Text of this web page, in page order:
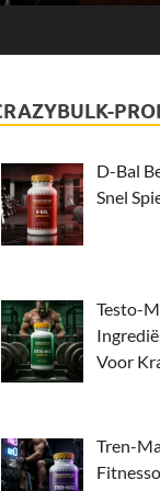
D-Bal
Snel
Testo-
Voor
Tren-